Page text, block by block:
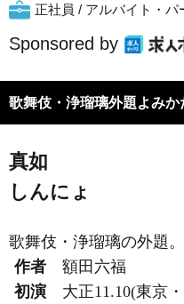
正社員 / アルバイト・パ
Sponsored by
歌舞伎・浄瑠璃外題よみか
真如
しんにょ
歌舞伎・浄瑠璃の外題。
作者
額田六福
初演
大正11.10(東京